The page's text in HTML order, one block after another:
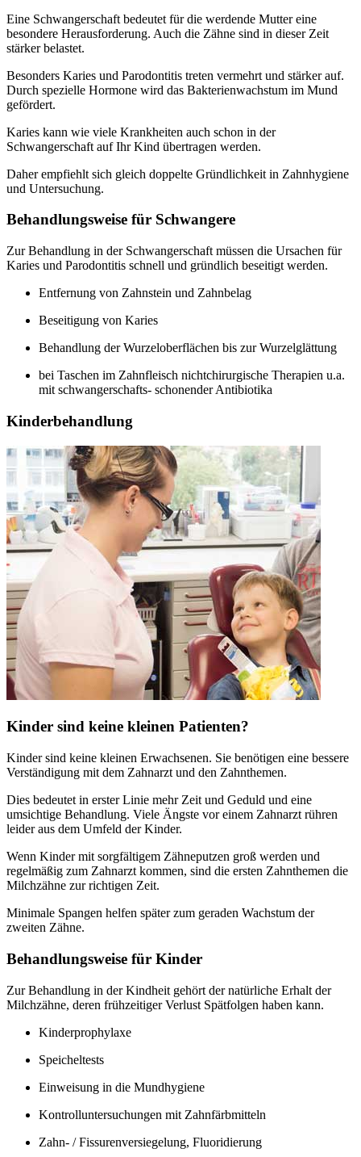
Eine Schwangerschaft bedeutet für die werdende Mutter eine
besondere Herausforderung. Auch die Zähne sind in dieser Zeit
stärker belastet.
Besonders Karies und Parodontitis treten vermehrt und stärker auf.
Durch spezielle Hormone wird das Bakterienwachstum im Mund
gefördert.
Karies kann wie viele Krankheiten auch schon in der
Schwangerschaft auf Ihr Kind übertragen werden.
Daher empfiehlt sich gleich doppelte Gründlichkeit in Zahnhygiene
und Untersuchung.
Behandlungsweise für Schwangere
Zur Behandlung in der Schwangerschaft müssen die Ursachen für
Karies und Parodontitis schnell und gründlich beseitigt werden.
Entfernung von Zahnstein und Zahnbelag
Beseitigung von Karies
Behandlung der Wurzeloberflächen bis zur Wurzelglättung
bei Taschen im Zahnfleisch nichtchirurgische Therapien u.a.
mit schwangerschafts- schonender Antibiotika
Kinderbehandlung
Kinder sind keine kleinen Patienten?
Kinder sind keine kleinen Erwachsenen. Sie benötigen eine bessere
Verständigung mit dem Zahnarzt und den Zahnthemen.
Dies bedeutet in erster Linie mehr Zeit und Geduld und eine
umsichtige Behandlung. Viele Ängste vor einem Zahnarzt rühren
leider aus dem Umfeld der Kinder.
Wenn Kinder mit sorgfältigem Zähneputzen groß werden und
regelmäßig zum Zahnarzt kommen, sind die ersten Zahnthemen die
Milchzähne zur richtigen Zeit.
Minimale Spangen helfen später zum geraden Wachstum der
zweiten Zähne.
Behandlungsweise für Kinder
Zur Behandlung in der Kindheit gehört der natürliche Erhalt der
Milchzähne, deren frühzeitiger Verlust Spätfolgen haben kann.
Kinderprophylaxe
Speicheltests
Einweisung in die Mundhygiene
Kontrolluntersuchungen mit Zahnfärbmitteln
Zahn- / Fissurenversiegelung, Fluoridierung